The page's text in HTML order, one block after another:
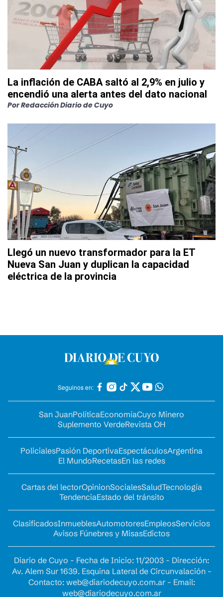
La inflación de CABA saltó al 2,9% en julio y
encendió una alerta antes del dato nacional
PorRedacción Diario de Cuyo
Llegó un nuevo transformador para la ET
Nueva San Juan y duplican la capacidad
eléctrica de la provincia
Seguinos en:
San JuanPolíticaEconomíaCuyo Minero
Suplemento VerdeRevista OH
PolicialesPasión DeportivaEspectáculosArgentina
El MundoRecetasEn las redes
Cartas del lectorOpinionSocialesSaludTecnología
TendenciaEstado del tránsito
ClasificadosInmueblesAutomotoresEmpleosServicios
Avisos Fúnebres y MisasEdictos
Diario de Cuyo - Fecha de Inicio: 11/2003 - Dirección:
Av. Alem Sur 1639. Esquina Lateral de Circunvalación -
Contacto: web@diariodecuyo.com.ar- Email:
web@diariodecuyo.com.ar